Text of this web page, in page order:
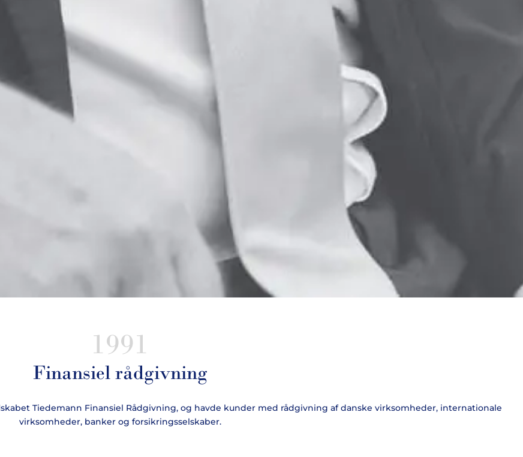
1991
Finansiel rådgivning
Tiedemann Finansiel Rådgivning, og havde kunder med rådgivning af danske virksomheder, internationale
virksomheder, banker og forsikringsselskaber.